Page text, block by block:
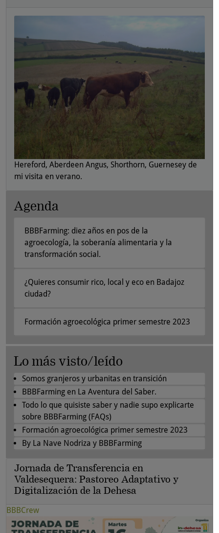
Hereford, Aberdeen Angus, Shorthorn, Guernesey de
mi visita en verano.
Agenda
BBBFarming: diez años en pos de la
agroecología, la soberanía alimentaria y la
transformación social.
¿Quieres consumir rico, local y eco en Badajoz
ciudad?
Formación agroecológica primer semestre 2023
Lo más visto/leído
Somos granjeros y urbanitas en transición
BBBFarming en La Aventura del Saber.
Todo lo que quisiste saber y nadie supo explicarte
sobre BBBFarming (FAQs)
Formación agroecológica primer semestre 2023
By La Nave Nodriza y BBBFarming
Jornada de Transferencia en
Valdesequera: Pastoreo Adaptativo y
Digitalización de la Dehesa
BBBCrew